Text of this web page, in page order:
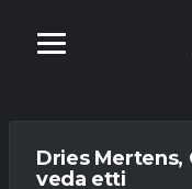
Dries Mertens,
veda etti